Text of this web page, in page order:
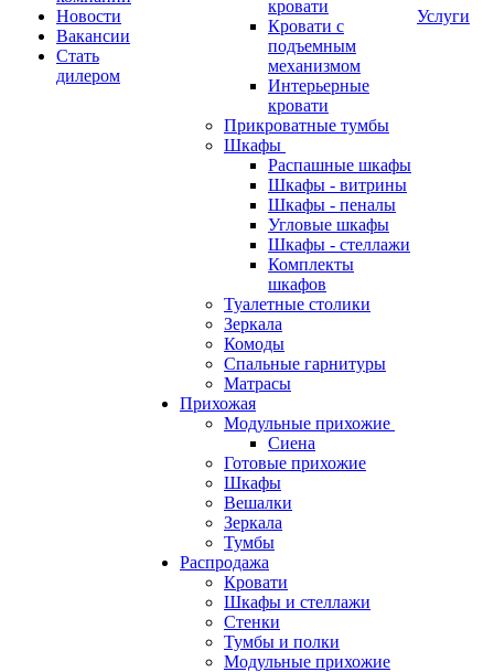
Новости
Вакансии
Стать
дилером
кровати
Кровати с
подъемным
механизмом
Интерьерные
кровати
Прикроватные тумбы
Шкафы
Распашные шкафы
Шкафы - витрины
Шкафы - пеналы
Угловые шкафы
Шкафы - стеллажи
Комплекты
шкафов
Туалетные столики
Зеркала
Комоды
Спальные гарнитуры
Матрасы
Прихожая
Модульные прихожие
Сиена
Готовые прихожие
Шкафы
Вешалки
Зеркала
Тумбы
Распродажа
Кровати
Шкафы и стеллажи
Стенки
Тумбы и полки
Модульные прихожие
Услуги